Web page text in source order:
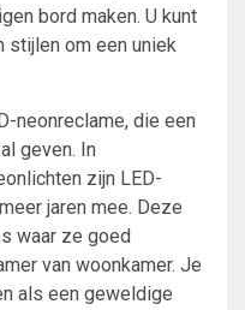
bord maken. U kunt
stijlen om een ​​uniek
neonreclame, die een
geven. In
zijn LED-
jaren mee. Deze
waar ze goed
van woonkamer. Je
als een geweldige